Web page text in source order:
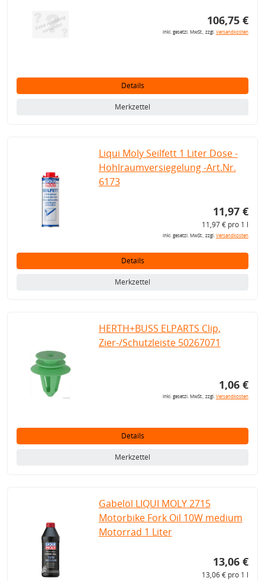
106,75 €
inkl. gesetzl. MwSt., zzgl.Versandkosten
Details
Merkzettel
Liqui Moly Seilfett 1 Liter Dose -
Hohlraumversiegelung -Art.Nr.
6173
11,97 €
11,97 € pro 1 l
inkl. gesetzl. MwSt., zzgl.Versandkosten
Details
Merkzettel
HERTH+BUSS ELPARTS Clip,
Zier-/Schutzleiste 50267071
1,06 €
inkl. gesetzl. MwSt., zzgl.Versandkosten
Details
Merkzettel
Gabelöl LIQUI MOLY 2715
Motorbike Fork Oil 10W medium
Motorrad 1 Liter
13,06 €
13,06 € pro 1 l